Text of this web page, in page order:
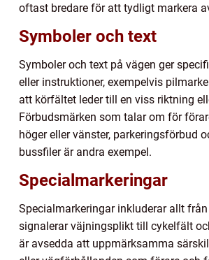
oftast bredare för att tydligt markera
Symboler och text
Symboler och text på vägen ger
eller instruktioner, exempelvis
att körfältet leder till en viss riktning
Förbudsmärken som talar om för
höger eller vänster, parkeringsförbud
bussfiler är andra exempel.
Specialmarkeringar
Specialmarkeringar inkluderar allt
signalerar väjningsplikt till cykelfält
är avsedda att uppmärksamma